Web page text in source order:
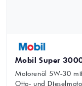
Mobil Super
Motorenöl 5W-30
Otto- und